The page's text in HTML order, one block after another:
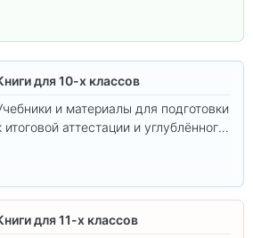
для 10-х классов
и материалы для подготовки
итоговой аттестации и углублённого
для 11-х классов